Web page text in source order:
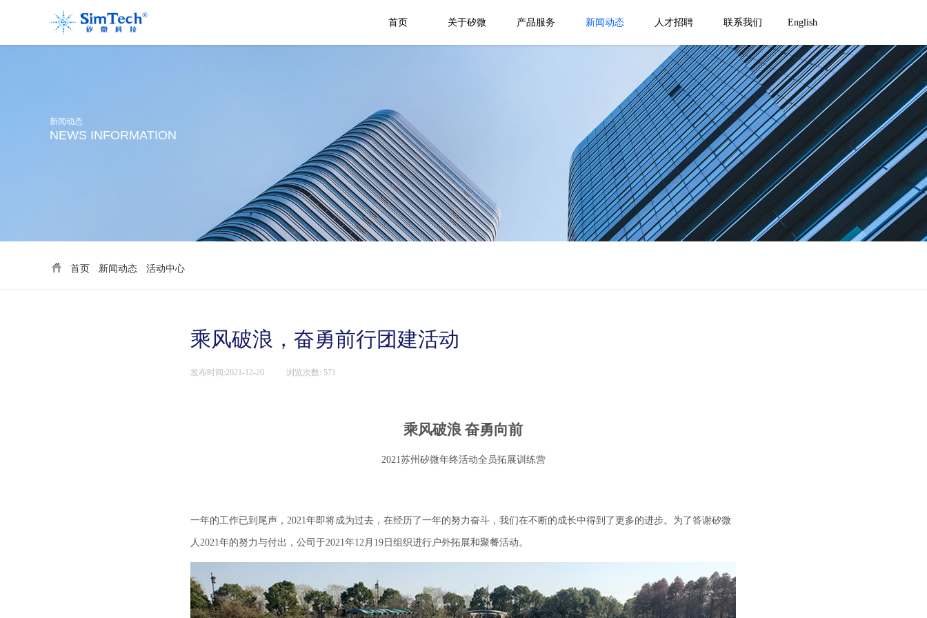
新闻动态
NEWS INFORMATION
首页 新闻动态 活动中心
乘风破浪，奋勇前行团建活动
发布时间:2021-12-20 浏览次数: 571
乘风破浪 奋勇向前
2021苏州矽微年终活动全员拓展训练营
一年的工作已到尾声， 2021年即将成为过去，在经历了一年的努力奋斗，我们在不断的成长中得到了更多的进步。为了答谢矽微
人2021年的努力与付出，公司于2021年12月19日组织进行户外拓展和聚餐活动。
首页 关于矽微 产品服务 新闻动态 人才招聘 联系我们 English